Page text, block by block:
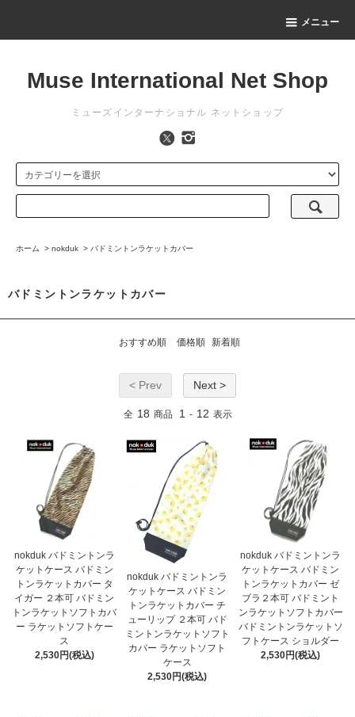
メニュー
Muse International Net Shop
ミューズインターナショナル ネットショップ
ホーム > nokduk > バドミントンラケットカバー
バドミントンラケットカバー
おすすめ順 価格順 新着順
< Prev Next >
全 18 商品 1 - 12 表示
nokduk バドミントンラ
ケットケース バドミン
トンラケットカバー タ
イガー ２本可 バドミン
トンラケットソフトカバ
ー ラケットソフトケー
ス
2,530円(税込)
nokduk バドミントンラ
ケットケース バドミン
トンラケットカバー チ
ューリップ ２本可 バド
ミントンラケットソフト
カバー ラケットソフト
ケース
2,530円(税込)
nokduk バドミントンラ
ケットケース バドミン
トンラケットカバー ゼ
ブラ２本可 バドミント
ンラケットソフトカバー
バドミントンラケットソ
フトケース ショルダー
2,530円(税込)